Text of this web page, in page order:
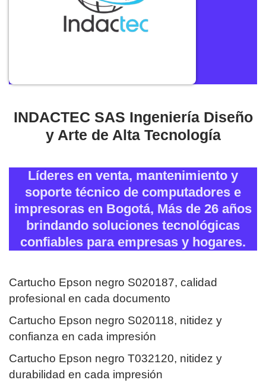
INDACTEC SAS Ingeniería Diseño
y Arte de Alta Tecnología
Líderes en venta, mantenimiento y
soporte técnico de computadores e
impresoras en Bogotá, Más de 26 años
brindando soluciones tecnológicas
confiables para empresas y hogares.
Cartucho Epson negro S020187, calidad
profesional en cada documento
Cartucho Epson negro S020118, nitidez y
confianza en cada impresión
Cartucho Epson negro T032120, nitidez y
durabilidad en cada impresión